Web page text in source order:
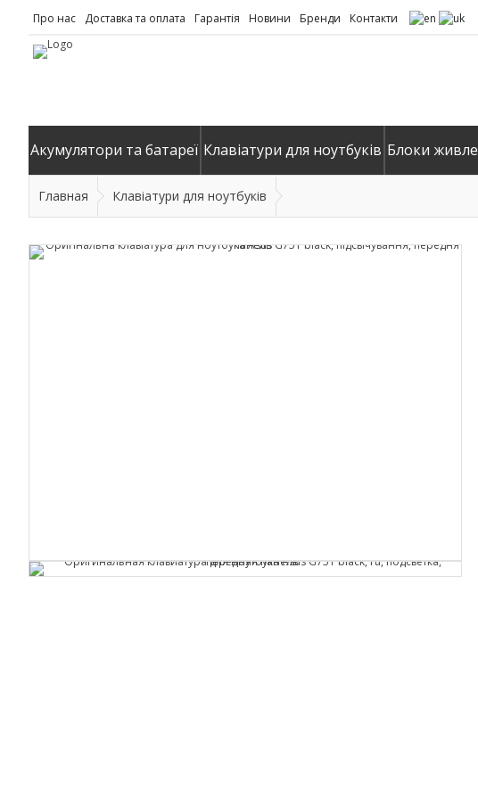
Про нас Доставка та оплата Гарантія Новини Бренди Контакти
Акумулятори та батареї Клавіатури для ноутбуків Блоки
Главная Клавіатури для ноутбуків